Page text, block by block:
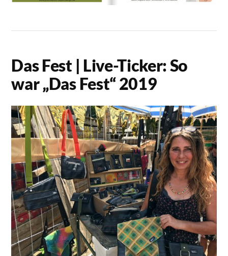
Das Fest | Live-Ticker: So
war „Das Fest“ 2019